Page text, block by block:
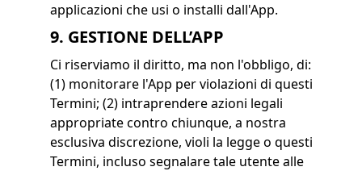
applicazioni che usi o installi dall'App.
9. GESTIONE DELL’APP
Ci riserviamo il diritto, ma non l'obbligo, di:
(1) monitorare l'App per violazioni di questi
Termini; (2) intraprendere azioni legali
appropriate contro chiunque, a nostra
esclusiva discrezione, violi la legge o questi
Termini, incluso segnalare tale utente alle